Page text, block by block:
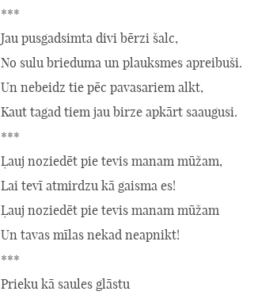
***
Jau pusgadsimta divi bērzi šalc,
No sulu brieduma un plauksmes apreibuši.
Un nebeidz tie pēc pavasariem alkt,
Kaut tagad tiem jau birze apkārt saaugusi.
***
Ļauj noziedēt pie tevis manam mūžam,
Lai tevī atmirdzu kā gaisma es!
Ļauj noziedēt pie tevis manam mūžam
Un tavas mīlas nekad neapnikt!
***
Prieku kā saules glāstu